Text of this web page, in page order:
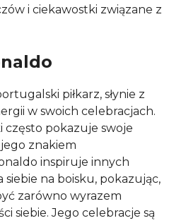
i ciekawostki związane z
piłkarz, słynie z
w swoich celebracjach.
często pokazuje swoje
jego znakiem
inspiruje innych
siebie na boisku, pokazując,
zarówno wyrazem
siebie. Jego celebracje są